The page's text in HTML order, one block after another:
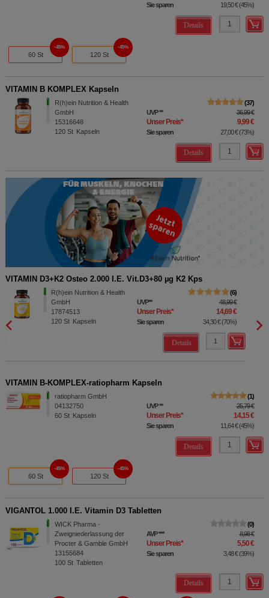
Sie sparen 19,50 €(45%)
Details
60 St
45%
120 St
45%
VITAMIN B KOMPLEX Kapseln
R(h)ein Nutrition & Health
GmbH
15316648
120 St Kapseln
37
UVP** 36,99 €
Unser Preis* 9,99 €
Sie sparen 27,00 €(73%)
Details
VITAMIN D3+K2 Osteo 2.000 I.E. Vit.D3+80 µg K2 Kps
R(h)ein Nutrition & Health
GmbH
17874513
120 St Kapseln
6
UVP** 48,99 €
Unser Preis* 14,69 €
Sie sparen 34,30 € (70%)
Details
VITAMIN B-KOMPLEX-ratiopharm Kapseln
ratiopharm GmbH
04132750
60 St Kapseln
1
UVP** 25,79 €
Unser Preis* 14,15 €
Sie sparen 11,64 €(45%)
Details
60 St
45%
120 St
45%
VIGANTOL 1.000 I.E. Vitamin D3 Tabletten
WICK Pharma -
Zweigniederlassung der
Procter & Gamble GmbH
13155684
100 St Tabletten
0
AVP*** 8,98 €
Unser Preis* 5,50 €
Sie sparen 3,48 €(39%)
Details